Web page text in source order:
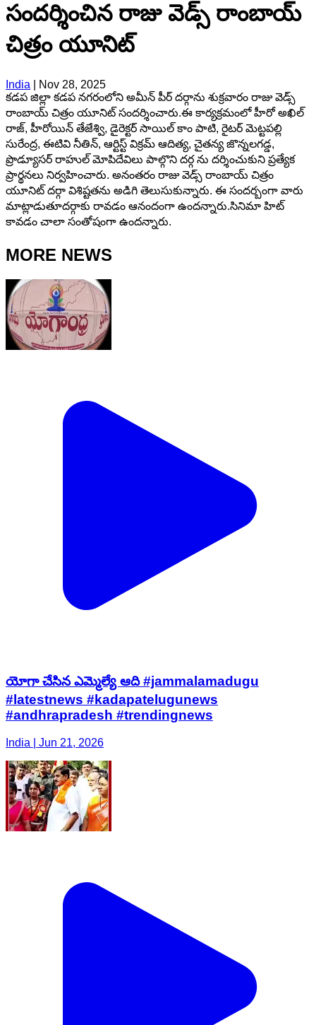
సందర్శించిన రాజు వెడ్స్ రాంబాయ్
చిత్రం యూనిట్
India
Nov 28, 2025
కడప జిల్లా కడప నగరంలోని అమీన్ పీర్ దర్గాను శుక్రవారం రాజు వెడ్స్
రాంబాయ్ చిత్రం యూనిట్ సందర్శించారు.ఈ కార్యక్రమంలో హీరో అఖిల్
రాజ్, హీరోయిన్ తేజేశ్వి, డైరెక్టర్ సాయిల్ కాం పాటి, రైటర్ మెట్టపల్లి
సురేంద్ర, ఈటివి నీతిన్, ఆర్టిస్ట్ విక్రమ్ ఆదిత్య, చైతన్య జొన్నలగడ్డ,
ప్రొడ్యూసర్ రాహుల్ మోపిదేవిలు పాల్గొని దర్గ ను దర్శించుకుని ప్రత్యేక
ప్రార్థనలు నిర్వహించారు. అనంతరం రాజు వెడ్స్ రాంబాయ్ చిత్రం
యూనిట్ దర్గా విశిష్టతను అడిగి తెలుసుకున్నారు. ఈ సందర్బంగా వారు
మాట్లాడుతూదర్గాకు రావడం ఆనందంగా ఉందన్నారు.సినిమా హిట్
కావడం చాలా సంతోషంగా ఉందన్నారు.
MORE NEWS
యోగా చేసిన ఎమ్మెల్యే ఆది #jammalamadugu
#latestnews #kadapatelugunews
#andhrapradesh #trendingnews
India | Jun 21, 2026